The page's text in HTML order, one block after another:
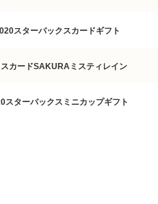
スターバックスカードギフト
カードSAKURAミスティレイン
スターバックスミニカップギフト